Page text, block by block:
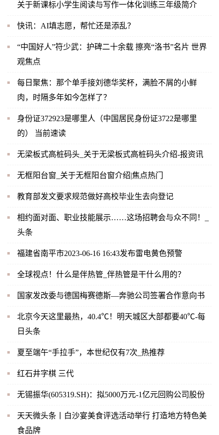
关于新课标小学生阅读与写作一体化训练三年级简介
快讯：AI填志愿，帮忙还是添乱？
“中国好人”符少武：护碑二十余载 擦亮“洛书”名片 世界
观焦点
每日聚焦：那个单手接刘德华奖杯，满脸不屑的小鲜
肉，时隔多年如今怎样了？
身份证372923是哪里人（中国居民身份证3722是哪里
的） 当前速读
无梁板式高桩码头_关于无梁板式高桩码头介绍-报资讯
无框阳台窗_关于无框阳台窗介绍|焦点热门
教育部发文要求规范做好高校毕业生去向登记
相约面对面、职业技能展示……这场招聘会与众不同！_
头条
福建省南平市2023-06-16 16:43发布雷电黄色预警
全球视点！什么是伴热管_伴热管是干什么用的？
国家发改委与德国梅赛德斯—奔驰公司签署合作意向书
北京今天这里最热，40.4℃！明天城区大部都要40℃-每
日头条
夏至端午“手拉手”，本世纪仅有7次_热推荐
红石井字棋 三代
无锡振华(605319.SH)：拟5000万元-1亿元回购公司股份
天天微头条丨白沙宴美食评选活动举行 打造地方特色美
食品牌